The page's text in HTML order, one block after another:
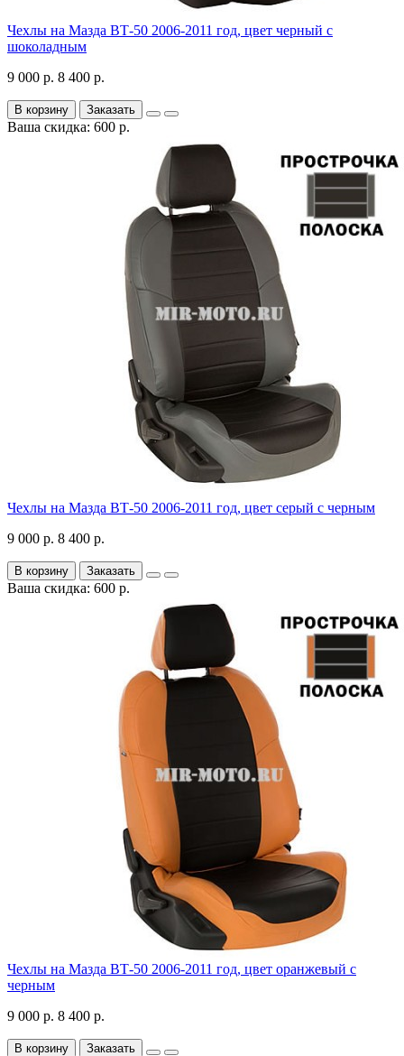
Чехлы на Мазда ВТ-50 2006-2011 год, цвет черный с
шоколадным
9 000 р. 8 400 р.
В корзину Заказать
Ваша скидка: 600 р.
Чехлы на Мазда ВТ-50 2006-2011 год, цвет серый с черным
9 000 р. 8 400 р.
В корзину Заказать
Ваша скидка: 600 р.
Чехлы на Мазда ВТ-50 2006-2011 год, цвет оранжевый с
черным
9 000 р. 8 400 р.
В корзину Заказать